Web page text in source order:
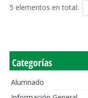
5 elementos en total:
Categorías
Alumnado